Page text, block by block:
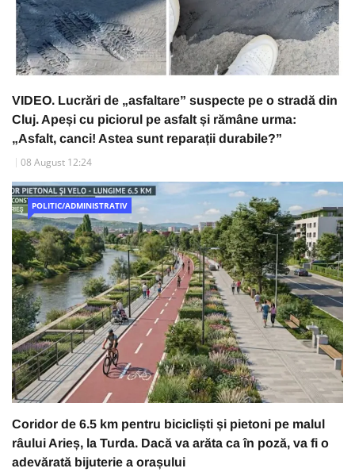
VIDEO. Lucrări de „asfaltare” suspecte pe o stradă din
Cluj. Apeși cu piciorul pe asfalt și rămâne urma:
„Asfalt, canci! Astea sunt reparații durabile?”
08 August 12:24
POLITIC/ADMINISTRATIV
Coridor de 6.5 km pentru bicicliști și pietoni pe malul
râului Arieș, la Turda. Dacă va arăta ca în poză, va fi o
adevărată bijuterie a orașului